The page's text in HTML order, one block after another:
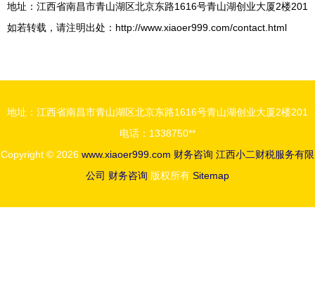
地址：江西省南昌市青山湖区北京东路1616号青山湖创业大厦2楼201
如若转载，请注明出处：http://www.xiaoer999.com/contact.html
地址：江西省南昌市青山湖区北京东路1616号青山湖创业大厦2楼201
电话：1338750**
Copyright © 2026 www.xiaoer999.com 财务咨询 江西小二财税服务有限
公司 财务咨询 版权所有 Sitemap